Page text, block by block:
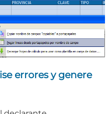
errores y genere